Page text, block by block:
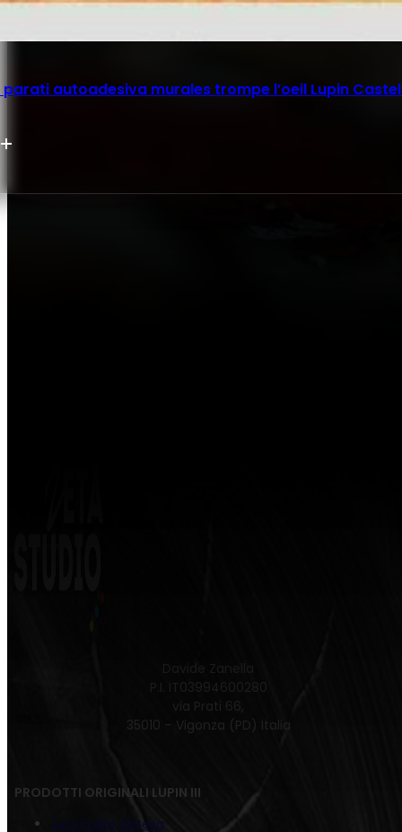
autoadesiva murales trompe l’oeil Lupin
P.I. IT03994600280
via Prati 66,
35010 – Vigonza (PD) Italia
PRODOTTI ORIGINALI LUPIN III
Juta Fujiko distesa